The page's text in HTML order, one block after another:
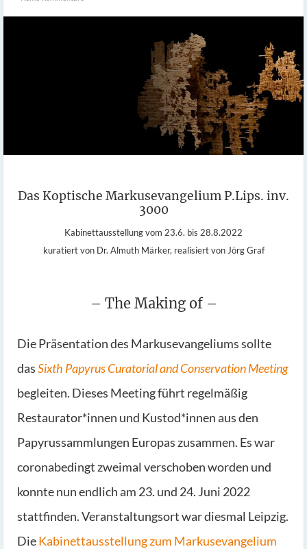
Das Koptische Markusevangelium P.Lips. inv.
3000
Kabinettausstellung vom 23.6. bis 28.8.2022
kuratiert von Dr. Almuth Märker, realisiert von Jörg Graf
– The Making of –
Die Präsentation des Markusevangeliums sollte
dasSixth Papyrus Curatorial and Conservation Meeting
begleiten. Dieses Meeting führt regelmäßig
Restaurator*innen und Kustod*innen aus den
Papyrussammlungen Europas zusammen. Es war
coronabedingt zweimal verschoben worden und
konnte nun endlich am 23. und 24. Juni 2022
stattfinden. Veranstaltungsort war diesmal Leipzig.
DieKabinettausstellung zum Markusevangelium